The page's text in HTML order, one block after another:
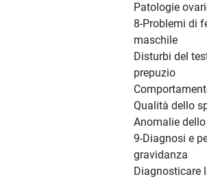
Patologie
8-Problemi di
maschile
Disturbi del
prepuzio
Qualità dello
Anomalie
9-Diagnosi e
gravidanza
Diagnosticare